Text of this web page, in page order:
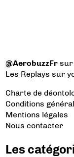
@AerobuzzFr
Les Replays sur
Charte de
Conditions
Mentions légales
Nous contacter
Les